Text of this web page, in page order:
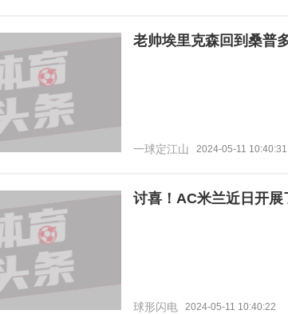
老帅埃里克森回到桑普
一球定江山 2024-05-11 10:40:31
讨喜！AC米兰近日开
球形闪电 2024-05-11 10:40:22